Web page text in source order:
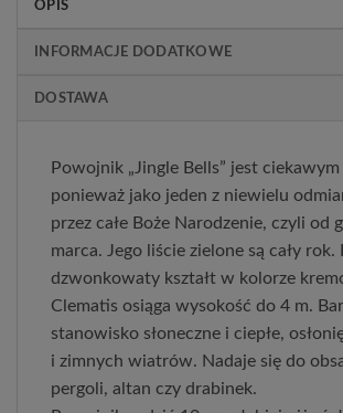
OPIS
INFORMACJE DODATKOWE
DOSTAWA
Powojnik „Jingle Bells” jest
ponieważ jako jeden z niewielu
przez całe Boże Narodzenie, czyli od
marca. Jego liście zielone są cały
dzwonkowaty kształt w kolorze
Clematis osiąga wysokość do 4 m.
stanowisko słoneczne i ciepłe,
i zimnych wiatrów. Nadaje się do
pergoli, altan czy drabinek.